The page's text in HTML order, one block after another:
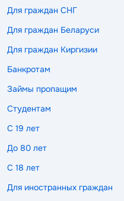
Для граждан СНГ
Для граждан Беларуси
Для граждан Киргизии
Банкротам
Займы пропащим
Студентам
С 19 лет
До 80 лет
С 18 лет
Для иностранных граждан